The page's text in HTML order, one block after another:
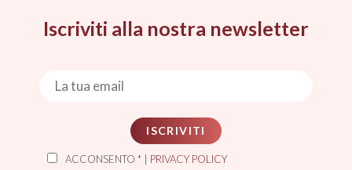
Iscriviti alla nostra newsletter
ISCRIVITI
ACCONSENTO * | PRIVACY POLICY